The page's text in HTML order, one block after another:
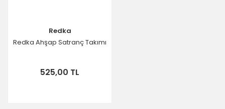
Redka
Redka Ahşap Satranç Takımı
525,00 TL